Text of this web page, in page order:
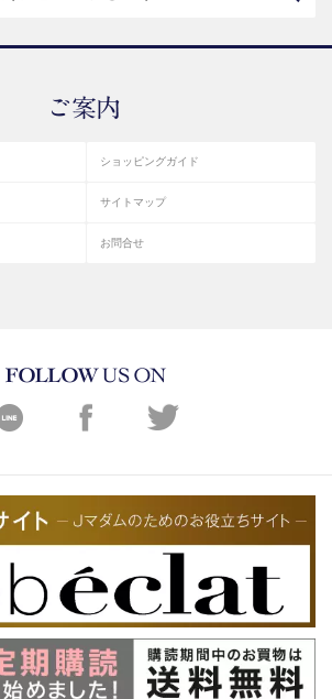
ショッピングガイド
サイトマップ
お問合せ